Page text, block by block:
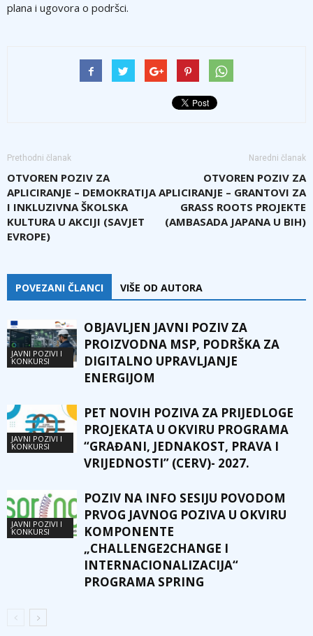
plana i ugovora o podršci.
Prethodni članak
OTVOREN POZIV ZA
APLICIRANJE – DEMOKRATIJA
I INKLUZIVNA ŠKOLSKA
KULTURA U AKCIJI (SAVJET
EVROPE)
Naredni članak
OTVOREN POZIV ZA
APLICIRANJE – GRANTOVI ZA
GRASS ROOTS PROJEKTE
(AMBASADA JAPANA U BIH)
POVEZANI ČLANCI VIŠE OD AUTORA
JAVNI POZIVI I
KONKURSI
OBJAVLJEN JAVNI POZIV ZA
PROIZVODNA MSP, PODRŠKA ZA
DIGITALNO UPRAVLJANJE
ENERGIJOM
JAVNI POZIVI I
KONKURSI
PET NOVIH POZIVA ZA PRIJEDLOGE
PROJEKATA U OKVIRU PROGRAMA
“GRAĐANI, JEDNAKOST, PRAVA I
VRIJEDNOSTI” (CERV)- 2027.
JAVNI POZIVI I
KONKURSI
POZIV NA INFO SESIJU POVODOM
PRVOG JAVNOG POZIVA U OKVIRU
KOMPONENTE
„CHALLENGE2CHANGE I
INTERNACIONALIZACIJA“
PROGRAMA SPRING